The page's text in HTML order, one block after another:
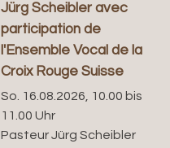
Jürg Scheibler avec
participation de
l'Ensemble Vocal de la
Croix Rouge Suisse
So. 16.08.2026, 10.00 bis
11.00 Uhr
Pasteur Jürg Scheibler